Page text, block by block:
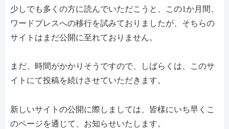
少しでも多くの方に読んでいただこうと、この1か月間、
ワードプレスへの移行を試みておりましたが、そちらの
サイトはまだ公開に至れておりません。
まだ、時間がかかりそうですので、しばらくは、このサ
イトにて投稿を続けさせていただきます。
新しいサイトの公開に際しましては、皆様にいち早くこ
のページを通じて、お知らせいたします。